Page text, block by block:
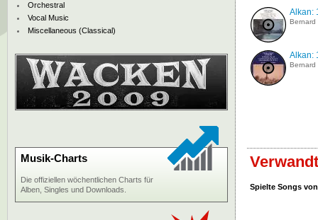
Alkan:
Bernard
Alkan:
Bernard
Spielte Songs von
Orchestral
Vocal Music
Miscellaneous (Classical)
Musik-Charts
Die offiziellen wöchentlichen Charts für
Alben, Singles und Downloads.